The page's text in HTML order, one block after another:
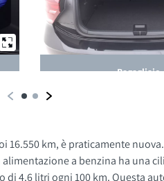
Bagagliaio
km, è praticamente
a benzina ha una
100 km. Questa auto usata è